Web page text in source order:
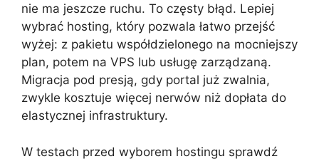
nie ma jeszcze ruchu. To częsty błąd. Lepiej
wybrać hosting, który pozwala łatwo przejść
wyżej: z pakietu współdzielonego na mocniejszy
plan, potem na VPS lub usługę zarządzaną.
Migracja pod presją, gdy portal już zwalnia,
zwykle kosztuje więcej nerwów niż dopłata do
elastycznej infrastruktury.
W testach przed wyborem hostingu sprawdź